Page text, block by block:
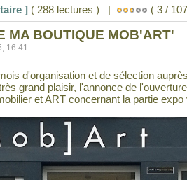
] ( 288 lectures ) | ( 3 /
MA BOUTIQUE MOB'ART'
16:41
d'organisation et de sélection
grand plaisir, l'annonce de
et ART concernant la partie